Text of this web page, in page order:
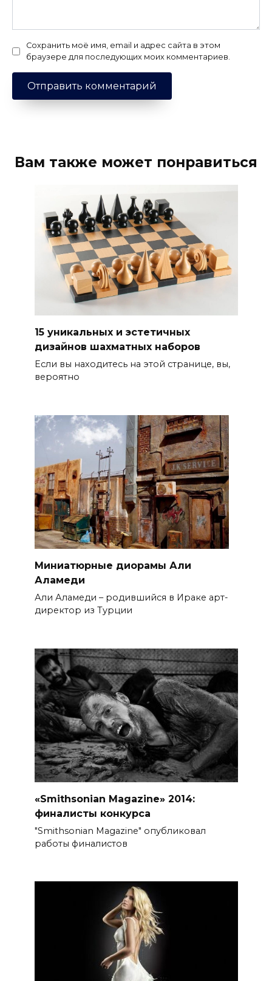
Сохранить моё имя, email и адрес сайта в этом
браузере для последующих моих комментариев.
Вам также может понравиться
15 уникальных и эстетичных
дизайнов шахматных наборов
Если вы находитесь на этой странице, вы,
вероятно
Миниатюрные диорамы Али
Аламеди
Али Аламеди – родившийся в Ираке арт-
директор из Турции
«Smithsonian Magazine» 2014:
финалисты конкурса
"Smithsonian Magazine" опубликовал
работы финалистов